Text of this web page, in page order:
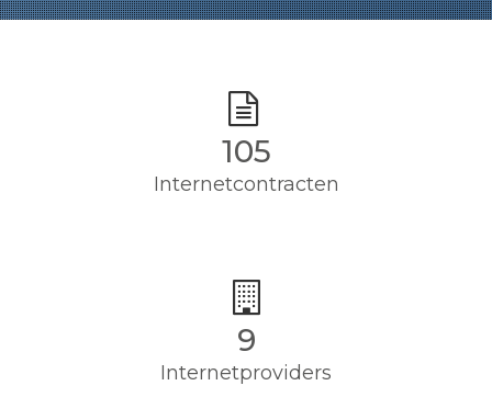
105
Internetcontracten
9
Internetproviders